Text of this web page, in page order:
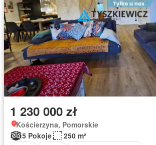
1 230 000 zł
Kościerzyna, Pomorskie
5 Pokoje
250 m²